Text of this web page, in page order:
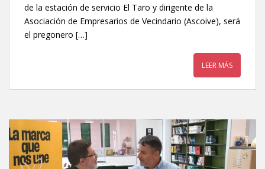
de la estación de servicio El Taro y dirigente de la
Asociación de Empresarios de Vecindario (Ascoive), será
el pregonero […]
LEER MÁS